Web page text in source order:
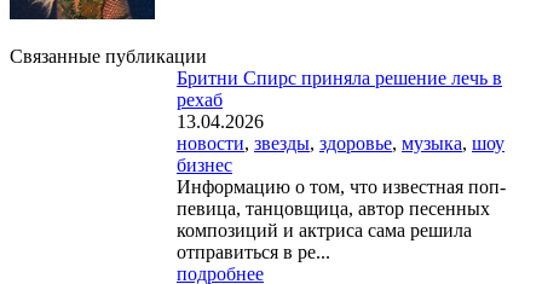
Связанные публикации
Бритни Спирс приняла решение лечь в
рехаб
13.04.2026
новости, звезды, здоровье, музыка, шоу
бизнес
Информацию о том, что известная поп-
певица, танцовщица, автор песенных
композиций и актриса сама решила
отправиться в ре...
подробнее